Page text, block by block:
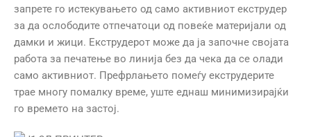
запрете го истекувањето од само активниот екструдер
за да ослободите отпечатоци од повеќе материјали од
дамки и жици. Екструдерот може да ја започне својата
работа за печатење во линија без да чека да се олади
само активниот. Префрлањето помеѓу екструдерите
трае многу помалку време, уште еднаш минимизирајќи
го времето на застој.